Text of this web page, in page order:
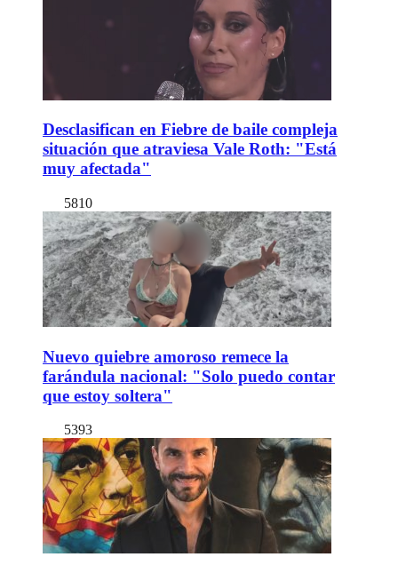
Desclasifican en Fiebre de baile compleja
situación que atraviesa Vale Roth: "Está
muy afectada"
5810
Nuevo quiebre amoroso remece la
farándula nacional: "Solo puedo contar
que estoy soltera"
5393